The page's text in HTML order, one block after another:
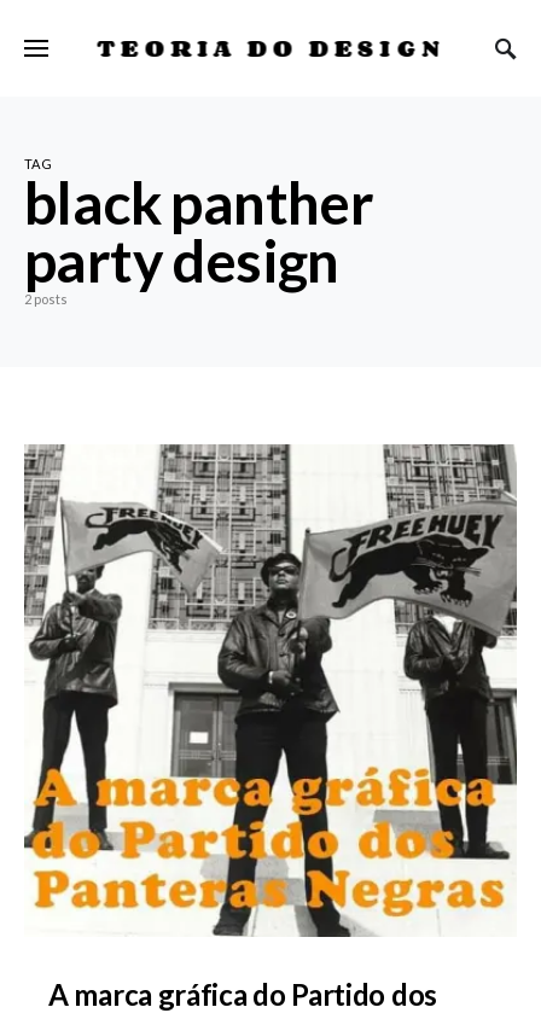
TEORIA DO DESIGN
TAG
black panther
party design
2 posts
A marca gráfica do Partido dos